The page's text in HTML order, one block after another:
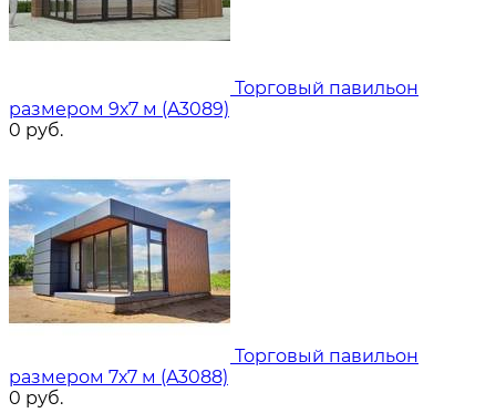
Торговый павильон
размером 9х7 м (A3089)
0 руб.
Торговый павильон
размером 7х7 м (A3088)
0 руб.